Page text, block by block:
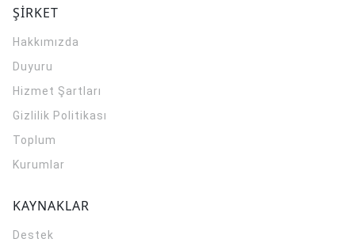
ŞİRKET
Hakkımızda
Duyuru
Hizmet Şartları
Gizlilik Politikası
Toplum
Kurumlar
KAYNAKLAR
Destek